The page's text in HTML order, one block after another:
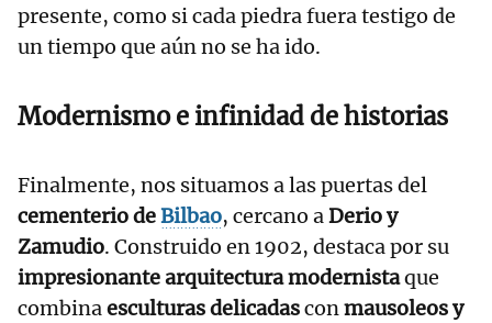
presente, como si cada piedra fuera testigo de
un tiempo que aún no se ha ido.
Modernismo e infinidad de historias
Finalmente, nos situamos a las puertas del
cementerio deBilbao, cercano aDerio y
Zamudio. Construido en 1902, destaca por su
impresionante arquitectura modernistaque
combinaesculturas delicadasconmausoleos y